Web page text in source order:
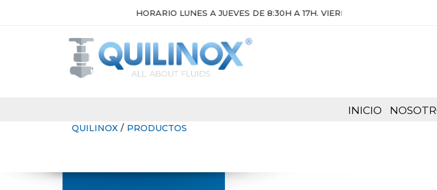
HORARIO LUNES A JUEVES DE 8:30H A 17H. VIERNES DE 8:30 A 15H
INICIO
QUILINOX / PRODUCTOS